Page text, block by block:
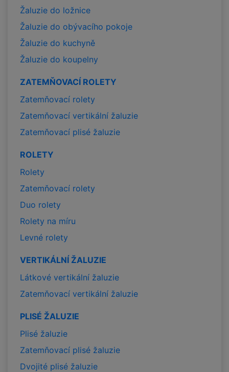
Žaluzie do ložnice
Žaluzie do obývacího pokoje
Žaluzie do kuchyně
Žaluzie do koupelny
ZATEMŇOVACÍ ROLETY
Zatemňovací rolety
Zatemňovací vertikální žaluzie
Zatemňovací plisé žaluzie
ROLETY
Rolety
Zatemňovací rolety
Duo rolety
Rolety na míru
Levné rolety
VERTIKÁLNÍ ŽALUZIE
Látkové vertikální žaluzie
Zatemňovací vertikální žaluzie
PLISÉ ŽALUZIE
Plisé žaluzie
Zatemňovací plisé žaluzie
Dvojité plisé žaluzie